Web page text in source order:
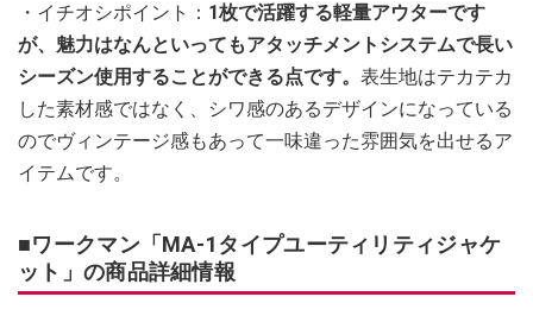
・イチオシポイント： 1枚で活躍する軽量アウターです
が、魅力はなんといってもアタッチメントシステムで長い
シーズン使用することができる点です。 表生地はテカテカ
した素材感ではなく、シワ感のあるデザインになっている
のでヴィンテージ感もあって一味違った雰囲気を出せるア
イテムです。
■ワークマン「MA-1タイプユーティリティジャケ
ット」の商品詳細情報